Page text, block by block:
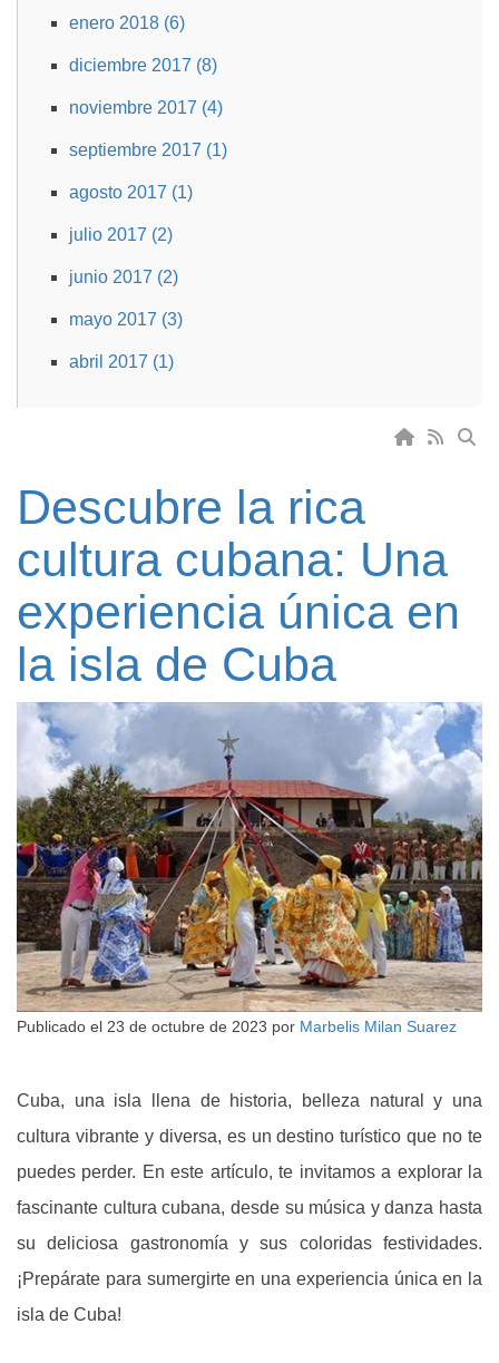
enero 2018 (6)
diciembre 2017 (8)
noviembre 2017 (4)
septiembre 2017 (1)
agosto 2017 (1)
julio 2017 (2)
junio 2017 (2)
mayo 2017 (3)
abril 2017 (1)
Descubre la rica
cultura cubana: Una
experiencia única en
la isla de Cuba
Publicado el 23 de octubre de 2023 por Marbelis Milan Suarez
Cuba, una isla llena de historia, belleza natural y una
cultura vibrante y diversa, es un destino turístico que no te
puedes perder. En este artículo, te invitamos a explorar la
fascinante cultura cubana, desde su música y danza hasta
su deliciosa gastronomía y sus coloridas festividades.
¡Prepárate para sumergirte en una experiencia única en la
isla de Cuba!